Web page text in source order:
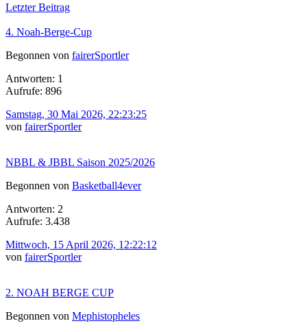
Letzter Beitrag
4. Noah-Berge-Cup
Begonnen von fairerSportler
Antworten: 1
Aufrufe: 896
Samstag, 30 Mai 2026, 22:23:25
von fairerSportler
NBBL & JBBL Saison 2025/2026
Begonnen von Basketball4ever
Antworten: 2
Aufrufe: 3.438
Mittwoch, 15 April 2026, 12:22:12
von fairerSportler
2. NOAH BERGE CUP
Begonnen von Mephistopheles